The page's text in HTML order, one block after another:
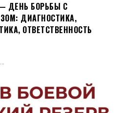
ДЕНЬ БОРЬБЫ С
ДИАГНОСТИКА,
ОТВЕТСТВЕННОСТЬ